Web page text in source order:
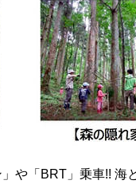
や「BRT」乗車!! 海